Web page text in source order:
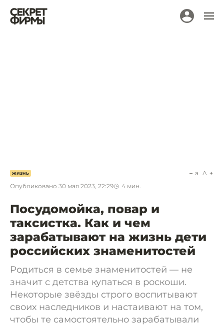
ЖИЗНЬ
Опубликовано 30 мая 2023, 22:29 4 мин.
a A
Посудомойка, повар и
таксистка. Как и чем
зарабатывают на жизнь дети
российских знаменитостей
Родиться в семье знаменитостей — не
значит с детства купаться в роскоши.
Некоторые звёзды строго воспитывают
своих наследников и настаивают на том,
чтобы те самостоятельно зарабатывали